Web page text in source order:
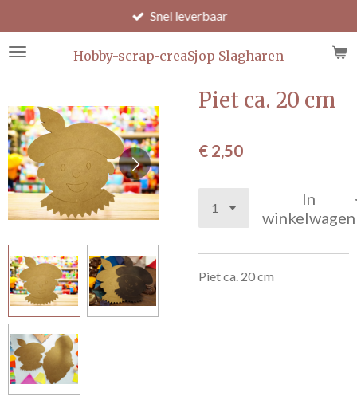
direct
naar
Hobby-scrap-creaSjop Slagharen
Snel leverbaar
Piet ca. 20 cm
€ 2,50
In
winkelwagen
Piet ca. 20 cm